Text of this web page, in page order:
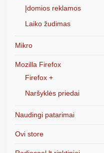
Įdomios reklamos
Laiko žudimas
Mikro
Mozilla Firefox
Firefox +
Naršyklės priedai
Naudingi patarimai
Ovi store